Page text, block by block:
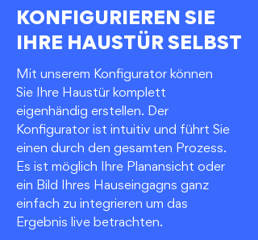
KONFIGURIEREN SIE
IHRE HAUSTÜR SELBST
Mit unserem Konfigurator können
Sie Ihre Haustür komplett
eigenhändig erstellen. Der
Konfigurator ist intuitiv und führt Sie
einen durch den gesamten Prozess.
Es ist möglich Ihre Planansicht oder
ein Bild Ihres Hauseingagns ganz
einfach zu integrieren um das
Ergebnis live betrachten.